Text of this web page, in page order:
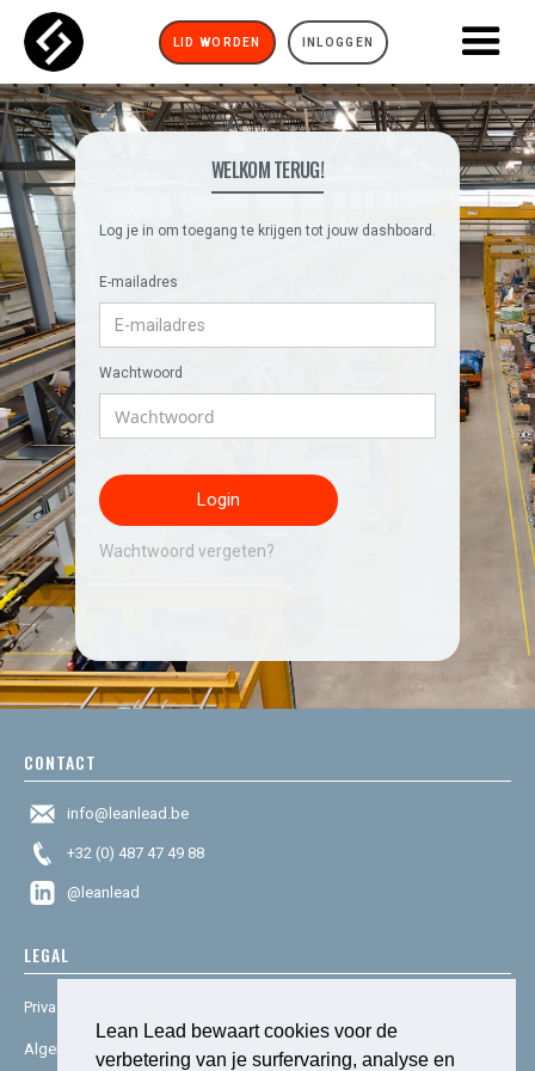
Lean Lead bewaart cookies voor de
verbetering van je surfervaring, analyse en
LID WORDEN INLOGGEN
WELKOM TERUG!
Log je in om toegang te krijgen tot jouw dashboard.
E-mailadres
Wachtwoord
Wachtwoord vergeten?
CONTACT
info@leanlead.be
+32 (0) 487 47 49 88
@leanlead
LEGAL
Privacy & cookies
Algemene voorwaarden